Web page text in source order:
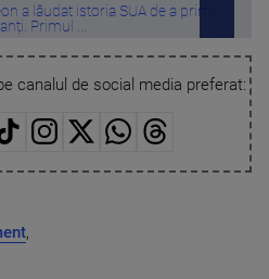
a lăudat istoria SUA de a primi
Primul ...
canalul de social media preferat:
,